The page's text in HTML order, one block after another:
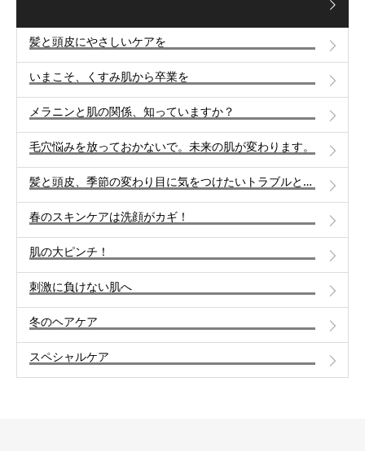
髪と頭皮にやさしいケアを
いまこそ、くすみ肌から卒業を
メラニンと肌の関係、知っていますか？
毛穴悩みを放っておかないで。未来の肌が変わります。
髪と頭皮、季節の変わり目に気をつけたいトラブルと対策
春のスキンケアは洗顔がカギ！
肌の大ピンチ！
刺激に負けない肌へ
冬のヘアケア
スペシャルケア